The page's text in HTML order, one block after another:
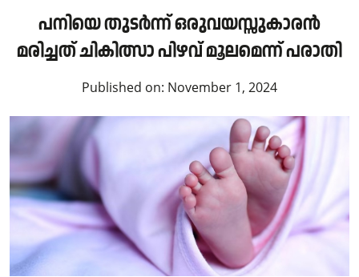
പനിയെ തുടർന്ന് ഒരുവയസ്സുകാരൻ
മരിച്ചത് ചികിത്സാ പിഴവ് മൂലമെന്ന് പരാതി
Published on: November 1, 2024